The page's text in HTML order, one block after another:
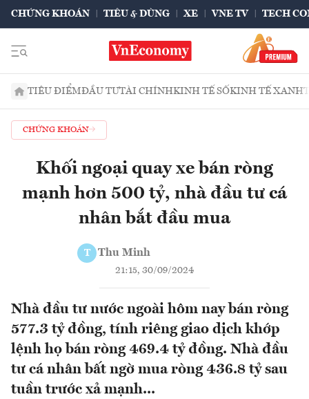
CHỨNG KHOÁN TIÊU & DÙNG XE VNE TV TECH
TIÊU ĐIỂMĐẦU TƯTÀI CHÍNHKINH TẾ SỐKINH TẾ XANH
CHỨNG KHOÁN
Khối ngoại quay xe bán ròng
mạnh hơn 500 tỷ, nhà đầu tư cá
nhân bắt đầu mua
T Thu Minh
21:15, 30/09/2024
Nhà đầu tư nước ngoài hôm nay bán ròng
577.3 tỷ đồng, tính riêng giao dịch khớp
lệnh họ bán ròng 469.4 tỷ đồng. Nhà đầu
tư cá nhân bất ngờ mua ròng 436.8 tỷ sau
tuần trước xả mạnh...